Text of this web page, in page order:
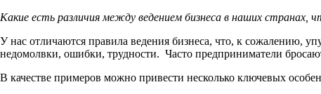
Какие есть различия между ведением бизнеса в наших
У нас отличаются правила ведения бизнеса, что, к сожалению,
недомолвки, ошибки, трудности. Часто предприниматели
В качестве примеров можно привести несколько ключевых